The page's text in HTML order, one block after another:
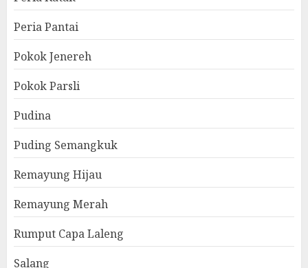
Peria Pantai
Pokok Jenereh
Pokok Parsli
Pudina
Puding Semangkuk
Remayung Hijau
Remayung Merah
Rumput Capa Laleng
Salang